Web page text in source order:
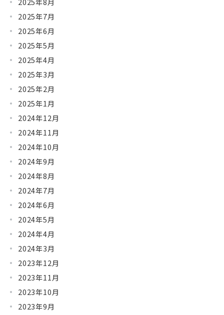
2025年7月
2025年6月
2025年5月
2025年4月
2025年3月
2025年2月
2025年1月
2024年12月
2024年11月
2024年10月
2024年9月
2024年8月
2024年7月
2024年6月
2024年5月
2024年4月
2024年3月
2023年12月
2023年11月
2023年10月
2023年9月